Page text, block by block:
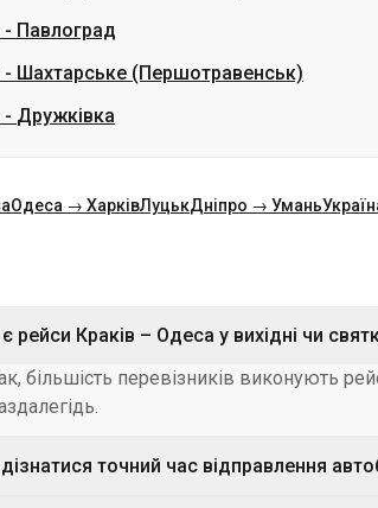
- Павлоград
- Шахтарське (Першотравенськ)
- Дружківка
Одеса → ХарківЛуцькДніпро → Умань
рейси Краків – Одеса у вихідні чи
більшість перевізників виконують
точний час відправлення